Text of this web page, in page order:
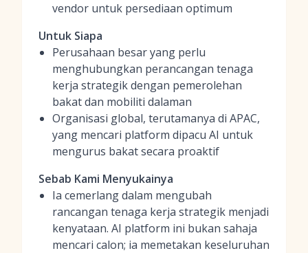
vendor untuk persediaan optimum
Untuk Siapa
Perusahaan besar yang perlu
menghubungkan perancangan tenaga
kerja strategik dengan pemerolehan
bakat dan mobiliti dalaman
Organisasi global, terutamanya di APAC,
yang mencari platform dipacu AI untuk
mengurus bakat secara proaktif
Sebab Kami Menyukainya
Ia cemerlang dalam mengubah
rancangan tenaga kerja strategik menjadi
kenyataan. AI platform ini bukan sahaja
mencari calon; ia memetakan keseluruhan